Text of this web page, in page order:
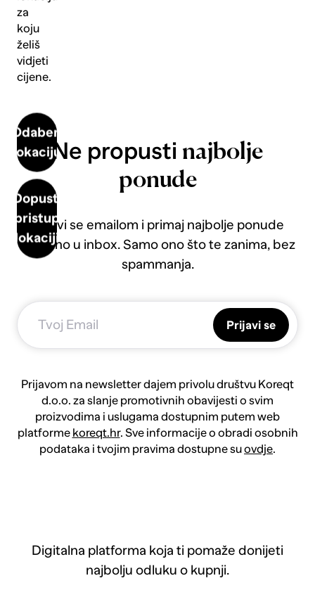
za
koju
želiš
vidjeti
cijene.
Odaberi
lokaciju
Dopusti
pristup
lokaciji
Ne propusti najbolje
ponude
Prijavi se emailom i primaj najbolje ponude
direktno u inbox. Samo ono što te zanima, bez
spammanja.
Prijavi se
Prijavom na newsletter dajem privolu društvu Koreqt
d.o.o. za slanje promotivnih obavijesti o svim
proizvodima i uslugama dostupnim putem web
platforme koreqt.hr. Sve informacije o obradi osobnih
podataka i tvojim pravima dostupne suovdje.
Digitalna platforma koja ti pomaže donijeti
najbolju odluku o kupnji.